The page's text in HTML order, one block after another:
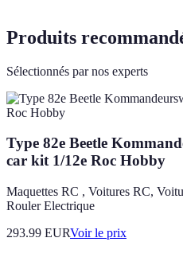
Produits
Sélectionnés par nos experts
Type 82e Beetle
car kit 1/12e Roc Hobby
Maquettes RC , Voitures RC,
Rouler Electrique
293.99 EURVoir le prix